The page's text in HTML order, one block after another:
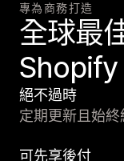
專為商務打造
全球最
Shopify
絕不過時
定期更新且始
可先享後付